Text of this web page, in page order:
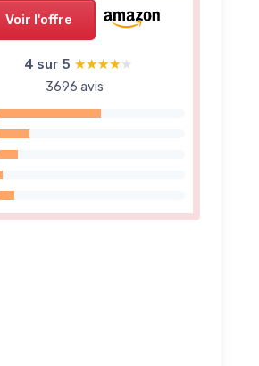
Voir l'offre
4 sur 5 ★★★★★
★★★★★
3696 avis